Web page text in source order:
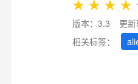
★ ★ ★ ★
版本：3.3
更
相关标签：